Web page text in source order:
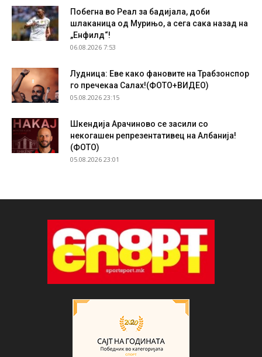
Побегна во Реал за бадијала, доби
шлаканица од Мурињо, а сега сака назад на
„Енфилд“!
06.08.2026 7:53
Лудница: Еве како фановите на Трабзонспор
го пречекаа Салах!(ФОТО+ВИДЕО)
05.08.2026 23:15
Шкендија Арачиново се засили со
некогашен репрезентативец на Албанија!
(ФОТО)
05.08.2026 23:01